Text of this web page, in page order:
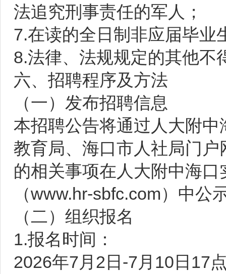
法追究刑事责任的军人；
7.在读的全日制非应届毕业
8.法律、法规规定的其他不
六、招聘程序及方法
（一）发布招聘信息
本招聘公告将通过人大附
教育局、海口市人社局门
的相关事项在人大附中海
（www.hr-sbfc.com）中公
（二）组织报名
1.报名时间：
2026年7月2日-7月10日17